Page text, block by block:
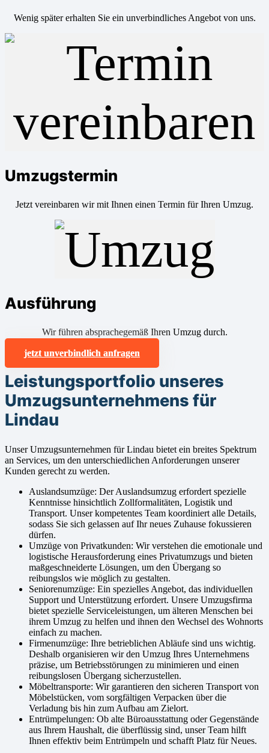
Wenig später erhalten Sie ein unverbindliches Angebot von uns.
Umzugstermin
Jetzt vereinbaren wir mit Ihnen einen Termin für Ihren Umzug.
Ausführung
Wir führen absprachegemäß Ihren Umzug durch.
jetzt unverbindlich anfragen
Leistungsportfolio unseres
Umzugsunternehmens für
Lindau
Unser Umzugsunternehmen für Lindau bietet ein breites Spektrum
an Services, um den unterschiedlichen Anforderungen unserer
Kunden gerecht zu werden.
Auslandsumzüge: Der Auslandsumzug erfordert spezielle
Kenntnisse hinsichtlich Zollformalitäten, Logistik und
Transport. Unser kompetentes Team koordiniert alle Details,
sodass Sie sich gelassen auf Ihr neues Zuhause fokussieren
dürfen.
Umzüge von Privatkunden: Wir verstehen die emotionale und
logistische Herausforderung eines Privatumzugs und bieten
maßgeschneiderte Lösungen, um den Übergang so
reibungslos wie möglich zu gestalten.
Seniorenumzüge: Ein spezielles Angebot, das individuellen
Support und Unterstützung erfordert. Unsere Umzugsfirma
bietet spezielle Serviceleistungen, um älteren Menschen bei
ihrem Umzug zu helfen und ihnen den Wechsel des Wohnorts
einfach zu machen.
Firmenumzüge: Ihre betrieblichen Abläufe sind uns wichtig.
Deshalb organisieren wir den Umzug Ihres Unternehmens
präzise, um Betriebsstörungen zu minimieren und einen
reibungslosen Übergang sicherzustellen.
Möbeltransporte: Wir garantieren den sicheren Transport von
Möbelstücken, vom sorgfältigen Verpacken über die
Verladung bis hin zum Aufbau am Zielort.
Entrümpelungen: Ob alte Büroausstattung oder Gegenstände
aus Ihrem Haushalt, die überflüssig sind, unser Team hilft
Ihnen effektiv beim Entrümpeln und schafft Platz für Neues.